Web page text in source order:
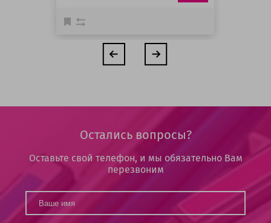
Остались вопросы?
Оставьте свой телефон, и мы обязательно Вам
перезвоним